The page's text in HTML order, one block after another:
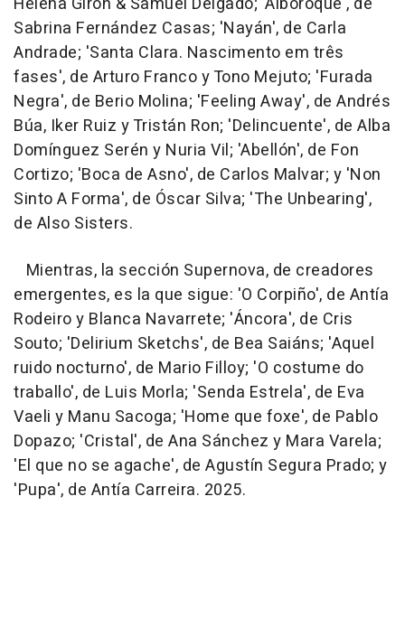
Sabrina Fernández Casas; 'Nayán', de Carla
Andrade; 'Santa Clara. Nascimento em três
fases', de Arturo Franco y Tono Mejuto; 'Furada
Negra', de Berio Molina; 'Feeling Away', de Andrés
Búa, Iker Ruiz y Tristán Ron; 'Delincuente', de Alba
Domínguez Serén y Nuria Vil; 'Abellón', de Fon
Cortizo; 'Boca de Asno', de Carlos Malvar; y 'Non
Sinto A Forma', de Óscar Silva; 'The Unbearing',
de Also Sisters.
Mientras, la sección Supernova, de creadores
emergentes, es la que sigue: 'O Corpiño', de Antía
Rodeiro y Blanca Navarrete; 'Áncora', de Cris
Souto; 'Delirium Sketchs', de Bea Saiáns; 'Aquel
ruido nocturno', de Mario Filloy; 'O costume do
traballo', de Luis Morla; 'Senda Estrela', de Eva
Vaeli y Manu Sacoga; 'Home que foxe', de Pablo
Dopazo; 'Cristal', de Ana Sánchez y Mara Varela;
'El que no se agache', de Agustín Segura Prado; y
'Pupa', de Antía Carreira. 2025.